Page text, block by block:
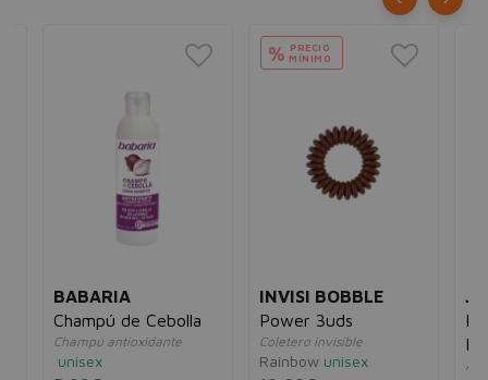
BABARIA
Champú de Cebolla
Champú antioxidante
unisex
% PRECIO
MÍNIMO
INVISI BOBBLE
Power 3uds
Coletero invisible
Rainbow unisex